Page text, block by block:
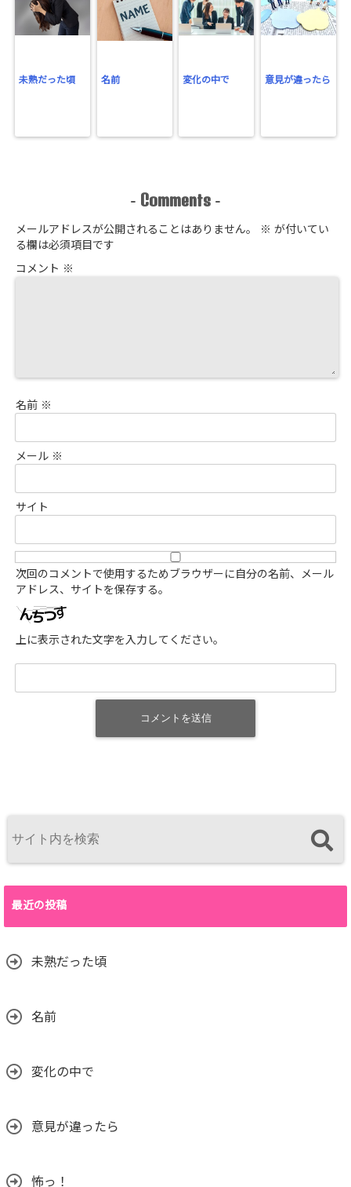
未熟だった頃 名前 変化の中で 意見が違ったら
- Comments -
メールアドレスが公開されることはありません。 ※ が付いてい
る欄は必須項目です
コメント ※
名前 ※
メール ※
サイト
次回のコメントで使用するためブラウザーに自分の名前、メール
アドレス、サイトを保存する。
上に表示された文字を入力してください。
最近の投稿
未熟だった頃
名前
変化の中で
意見が違ったら
怖っ！